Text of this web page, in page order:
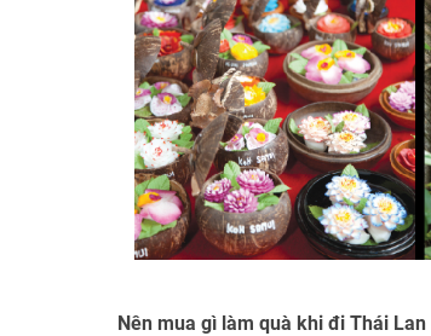
Nên mua gì làm quà khi đi Thái Lan